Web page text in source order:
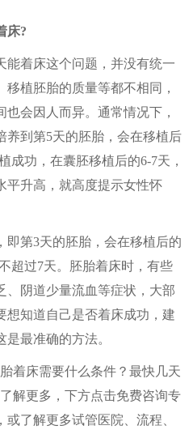
床?
能着床这个问题，并没有统一
植胚胎的质量等都不相同，
会因人而异。通常情况下，
养到第5天的胚胎，会在移植后
成功，在囊胚移植后的6-7天，
平升高，就高度提示女性怀
即第3天的胚胎，会在移植后的
超过7天。胚胎着床时，有些
、阴道少量流血等症状，大部
想知道自己是否着床成功，建
最准确的方法。
着床需要什么条件？最快几天
解更多，下方点击免费咨询专
了解更多试管医院、流程、